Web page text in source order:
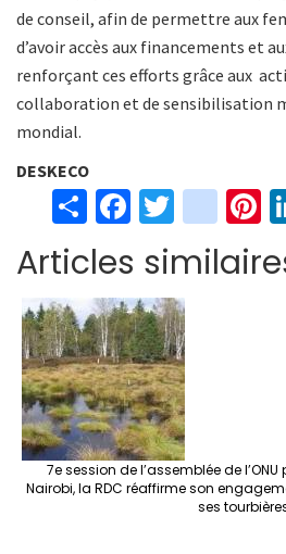
de conseil, afin de permettre aux
d’avoir accès aux financements et
renforçant ces efforts grâce aux
collaboration et de sensibilisation
mondial.
S
h
ar
e
Fa
ce
b
o
o
k
T
wi
tt
er
in
st
ag
Articles
7e session de l’assemblée de
Nairobi, la RDC réaffirme son
ses